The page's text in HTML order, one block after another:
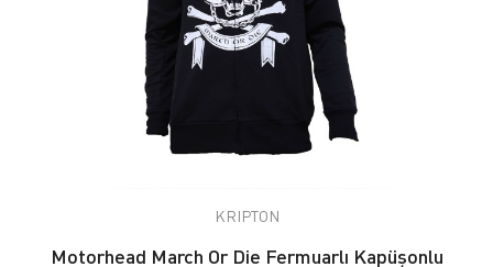
KRIPTON
Motorhead March Or Die Fermuarlı Kapüşonlu